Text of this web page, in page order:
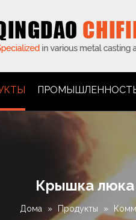
Крышка люка
Дома » Продукты »